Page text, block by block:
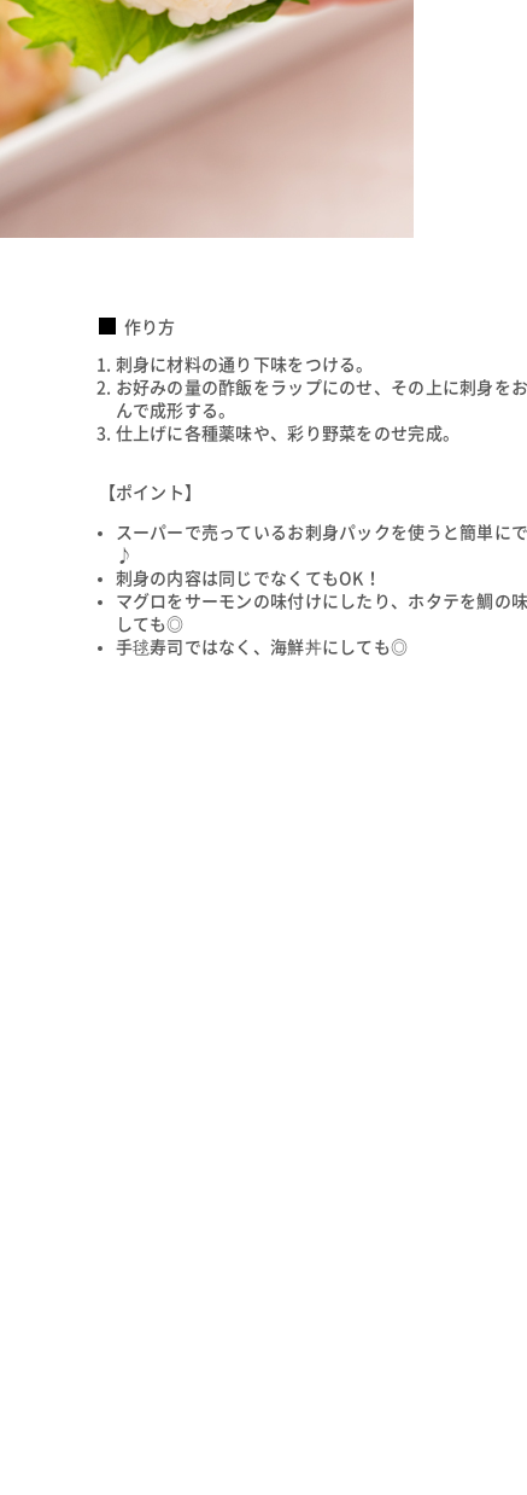
作り方
刺身に材料の通り下味をつける。
お好みの量の酢飯をラップにのせ、その上に刺身を
んで成形する。
仕上げに各種薬味や、彩り野菜をのせ完成。
【ポイント】
スーパーで売っているお刺身パックを使うと簡単に
♪
刺身の内容は同じでなくてもOK！
マグロをサーモンの味付けにしたり、ホタテを鯛の
しても◎
手毬寿司ではなく、海鮮丼にしても◎